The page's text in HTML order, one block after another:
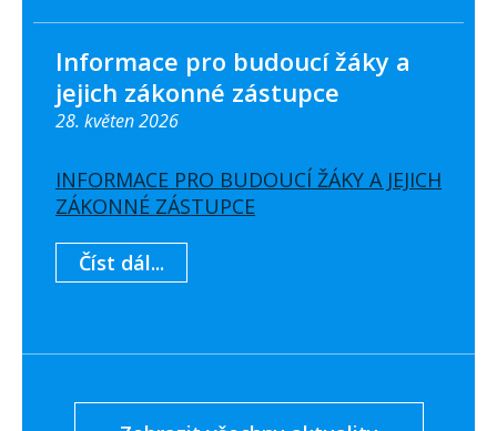
Informace pro budoucí žáky a
jejich zákonné zástupce
28. květen 2026
INFORMACE PRO BUDOUCÍ ŽÁKY A JEJICH
ZÁKONNÉ ZÁSTUPCE
Číst dál...